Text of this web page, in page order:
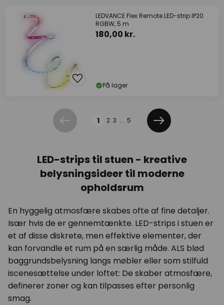
LEDVANCE Flex Remote LED-strip IP20
RGBW, 5 m
180,00 kr.
På lager
Forrige 1 2 3 ... 5
Næste
LED-strips til stuen - kreative
belysningsideer til moderne
opholdsrum
En hyggelig atmosfære skabes ofte af fine detaljer.
Især hvis de er gennemtænkte. LED-strips i stuen er
et af disse diskrete, men effektive elementer, der
kan forvandle et rum på en særlig måde. ALS blød
baggrundsbelysning langs møbler eller som stilfuld
iscenesættelse under loftet: De skaber atmosfære,
definerer zoner og kan tilpasses efter personlig
smag.